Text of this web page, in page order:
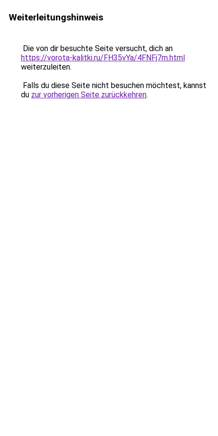
Weiterleitungshinweis
Die von dir besuchte Seite versucht, dich an
https://vorota-kalitki.ru/FH35vYa/4FNFj7m.html
weiterzuleiten.
Falls du diese Seite nicht besuchen möchtest, kannst
du zur vorherigen Seite zurückkehren.